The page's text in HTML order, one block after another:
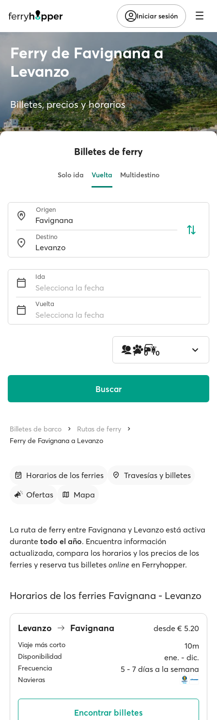
Iniciar sesión
Ferry de Favignana a
Levanzo
Billetes, precios y horarios
Billetes de ferry
Solo ida Vuelta Multidestino
Origen
Destino
Ida
Selecciona la fecha
Vuelta
Selecciona la fecha
1 0 0
Buscar
Billetes de barco
Rutas de ferry
Ferry de Favignana a Levanzo
Horarios de los ferries
Travesías y billetes
Ofertas
Mapa
La ruta de ferry entre Favignana y Levanzo está activa
durante todo el año. Encuentra información
actualizada, compara los horarios y los precios de los
ferries y reserva tus billetes online en Ferryhopper.
Horarios de los ferries Favignana - Levanzo
Levanzo Favignana desde € 5.20
Viaje más corto 10m
Disponibilidad ene. ‐ dic.
Frecuencia 5 ‐ 7 días a la semana
Navieras
Encontrar billetes